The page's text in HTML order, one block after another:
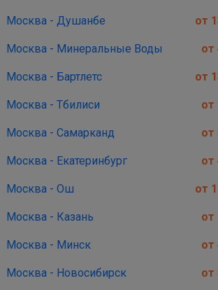
Москва - Душанбе от
Москва - Минеральные Воды от
Москва - Бартлетс от
Москва - Тбилиси от
Москва - Самарканд от
Москва - Екатеринбург от
Москва - Ош от
Москва - Казань от
Москва - Минск от
Москва - Новосибирск от